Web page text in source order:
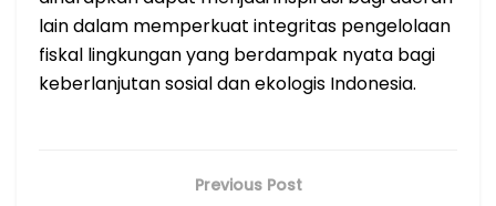
lain dalam memperkuat integritas pengelolaan
fiskal lingkungan yang berdampak nyata bagi
keberlanjutan sosial dan ekologis Indonesia.
Previous Post